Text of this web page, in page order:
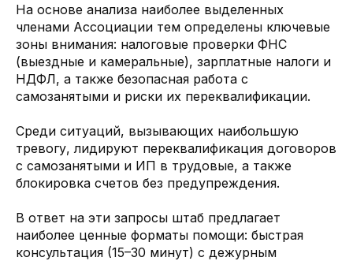
На основе анализа наиболее выделенных
членами Ассоциации тем определены ключевые
зоны внимания: налоговые проверки ФНС
(выездные и камеральные), зарплатные налоги и
НДФЛ, а также безопасная работа с
самозанятыми и риски их переквалификации.
Среди ситуаций, вызывающих наибольшую
тревогу, лидируют переквалификация договоров
с самозанятыми и ИП в трудовые, а также
блокировка счетов без предупреждения.
В ответ на эти запросы штаб предлагает
наиболее ценные форматы помощи: быстрая
консультация (15–30 минут) с дежурным